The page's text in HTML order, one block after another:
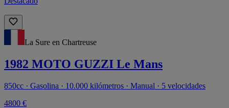
La Sure en Chartreuse
1982 MOTO GUZZI Le Mans
850cc · Gasolina · 10.000 kilómetros · Manual · 5 velocidades
4800 €